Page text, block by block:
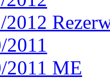
2012
2011
2011 ME